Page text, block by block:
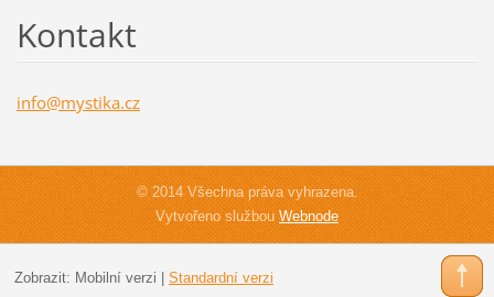
Kontakt
info@mystika.cz
© 2014 Všechna práva vyhrazena.
Vytvořeno službouWebnode
Zobrazit: Mobilní verzi Standardní verzi